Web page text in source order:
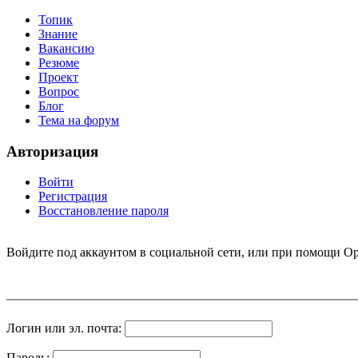
Топик
Знание
Вакансию
Резюме
Проект
Вопрос
Блог
Тема на форум
Авторизация
Войти
Регистрация
Восстановление пароля
Войдите под аккаунтом в социальной сети, или при помощи
Логин или эл. почта: